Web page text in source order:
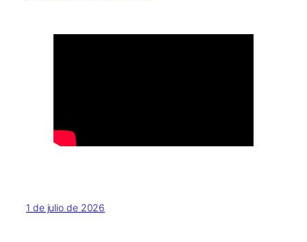
1 de julio de 2026